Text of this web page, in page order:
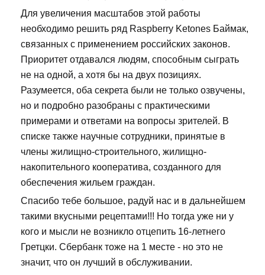
Для увеличения масштабов этой работы
необходимо решить ряд Raspberry Ketones Баймак,
связанных с применением российских законов.
Приоритет отдавался людям, способным сыграть
не на одной, а хотя бы на двух позициях.
Разумеется, оба секрета были не только озвучены,
но и подробно разобраны с практическими
примерами и ответами на вопросы зрителей. В
списке также научные сотрудники, принятые в
члены жилищно-строительного, жилищно-
накопительного кооператива, созданного для
обеспечения жильем граждан.
Спасибо тебе большое, радуй нас и в дальнейшем
такими вкусными рецептами!!! Но тогда уже ни у
кого и мысли не возникло отцепить 16-летнего
Гретцки. Сбербанк тоже на 1 месте - но это не
значит, что он лучший в обслуживании.